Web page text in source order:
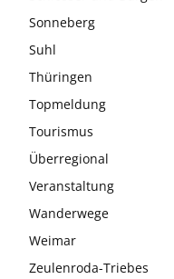
Sonneberg
Suhl
Thüringen
Topmeldung
Tourismus
Überregional
Veranstaltung
Wanderwege
Weimar
Zeulenroda-Triebes